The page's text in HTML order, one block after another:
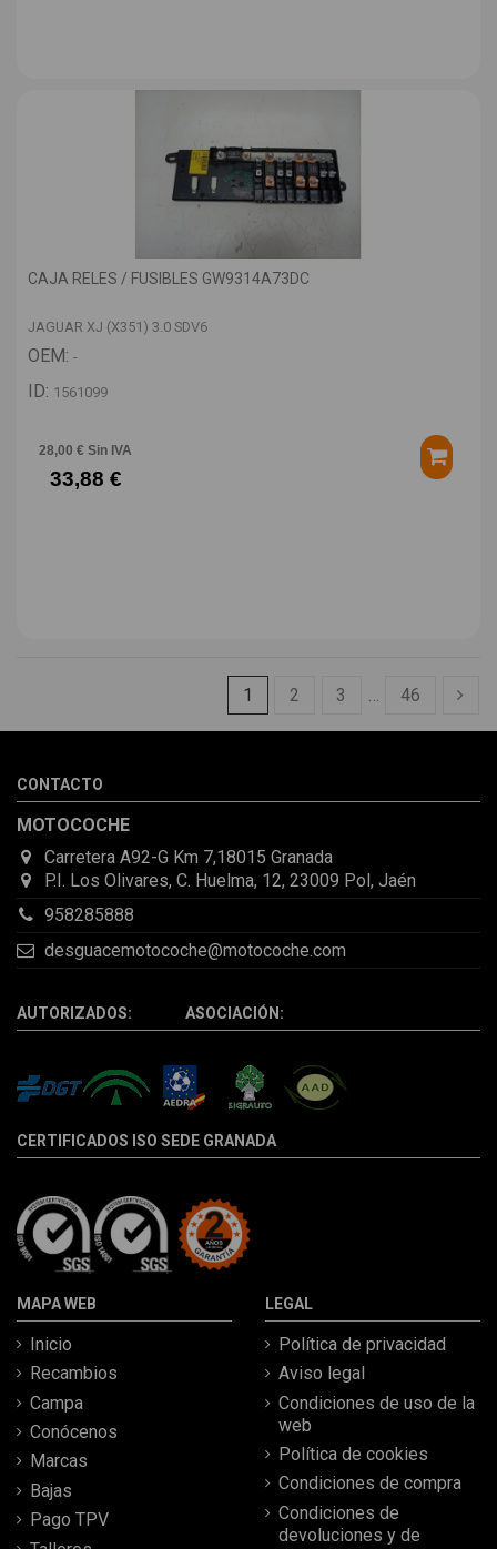
CAJA RELES / FUSIBLES GW9314A73DC
JAGUAR XJ (X351) 3.0 SDV6
OEM: -
ID: 1561099
28,00 € Sin IVA
33,88 €
1 2 3 … 46
CONTACTO
MOTOCOCHE
Carretera A92-G Km 7,18015 Granada
P.I. Los Olivares, C. Huelma, 12, 23009 Pol, Jaén
958285888
desguacemotocoche@motocoche.com
AUTORIZADOS: ASOCIACIÓN:
CERTIFICADOS ISO SEDE GRANADA
MAPA WEB
Inicio
Recambios
Campa
Conócenos
Marcas
Bajas
Pago TPV
LEGAL
Política de privacidad
Aviso legal
Condiciones de uso de la
web
Política de cookies
Condiciones de compra
Condiciones de
devoluciones y de